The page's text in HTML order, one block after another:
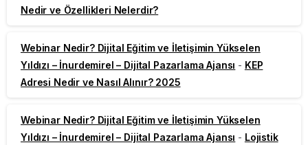
Nedir ve Özellikleri Nelerdir?
Webinar Nedir? Dijital Eğitim ve İletişimin Yükselen
Yıldızı – İnurdemirel – Dijital Pazarlama Ajansı - KEP
Adresi Nedir ve Nasıl Alınır? 2025
Webinar Nedir? Dijital Eğitim ve İletişimin Yükselen
Yıldızı – İnurdemirel – Dijital Pazarlama Ajansı - Lojistik